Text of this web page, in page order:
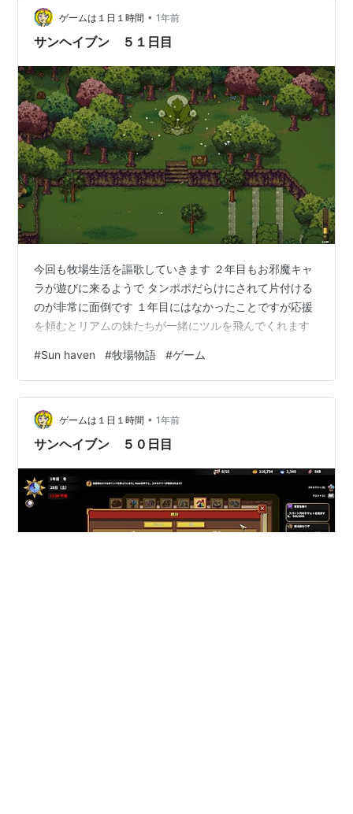
ゲームは１日１時間 • 1年前
サンヘイブン ５１日目
今回も牧場生活を謳歌していきます ２年目もお邪魔キャ
ラが遊びに来るようで タンポポだらけにされて片付ける
のが非常に面倒です １年目にはなかったことですが応援
を頼むとリアムの妹たちが一緒にツルを飛んでくれます
#Sun haven #牧場物語 #ゲーム
ゲームは１日１時間 • 1年前
サンヘイブン ５０日目